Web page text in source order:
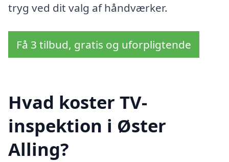
tryg ved dit valg af håndværker.
Få 3 tilbud, gratis og uforpligtende
Hvad koster TV-
inspektion i Øster
Alling?